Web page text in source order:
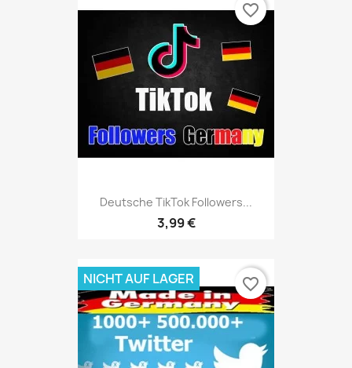
Deutsche TikTok Followers...
3,99 €
favorite_border
NICHT AUF LAGER favorite_border